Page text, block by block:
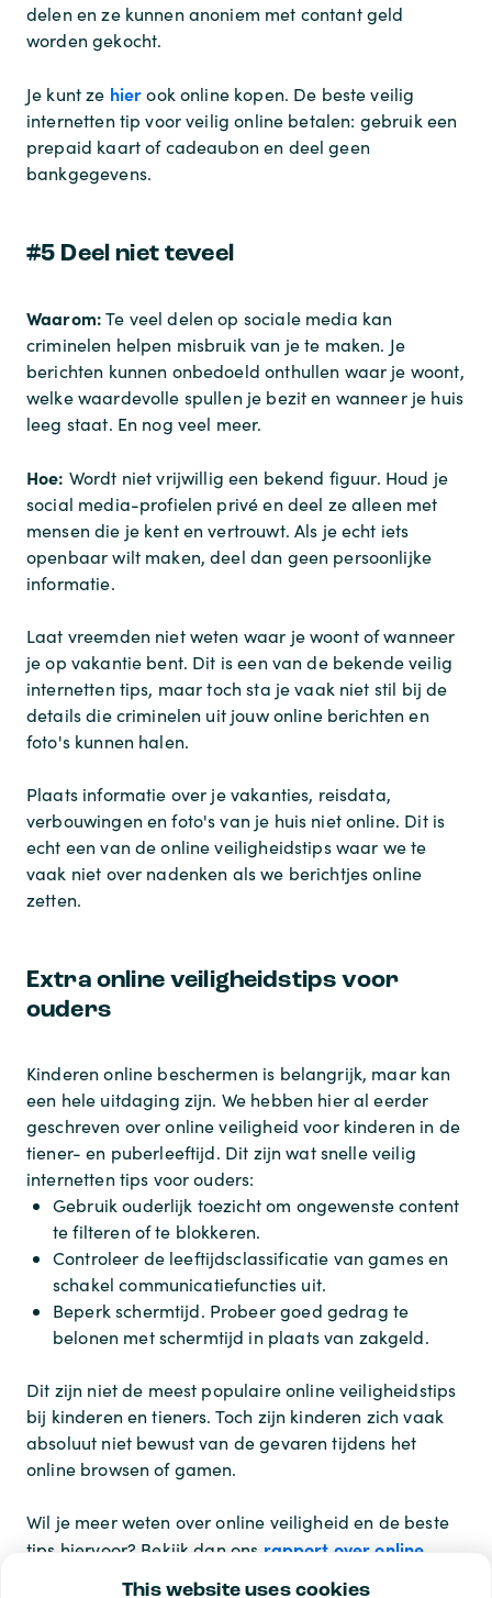
This website uses cookies
delen en ze kunnen anoniem met contant geld
worden gekocht.
Je kunt ze hierook online kopen. De beste veilig
internetten tip voor veilig online betalen: gebruik een
prepaid kaart of cadeaubon en deel geen
bankgegevens.
#5 Deel niet teveel
Waarom:Te veel delen op sociale media kan
criminelen helpen misbruik van je te maken. Je
berichten kunnen onbedoeld onthullen waar je woont,
welke waardevolle spullen je bezit en wanneer je huis
leeg staat. En nog veel meer.
Hoe: Wordt niet vrijwillig een bekend figuur. Houd je
social media-profielen privé en deel ze alleen met
mensen die je kent en vertrouwt. Als je echt iets
openbaar wilt maken, deel dan geen persoonlijke
informatie.
Laat vreemden niet weten waar je woont of wanneer
je op vakantie bent. Dit is een van de bekende veilig
internetten tips, maar toch sta je vaak niet stil bij de
details die criminelen uit jouw online berichten en
foto's kunnen halen.
Plaats informatie over je vakanties, reisdata,
verbouwingen en foto's van je huis niet online. Dit is
echt een van de online veiligheidstips waar we te
vaak niet over nadenken als we berichtjes online
zetten.
Extra online veiligheidstips voor
ouders
Kinderen online beschermen is belangrijk, maar kan
een hele uitdaging zijn. We hebben hier al eerder
geschreven over online veiligheid voor kinderen in de
tiener- en puberleeftijd. Dit zijn wat snelle veilig
internetten tips voor ouders:
Gebruik ouderlijk toezicht om ongewenste content
te filteren of te blokkeren.
Controleer de leeftijdsclassificatie van games en
schakel communicatiefuncties uit.
Beperk schermtijd. Probeer goed gedrag te
belonen met schermtijd in plaats van zakgeld.
Dit zijn niet de meest populaire online veiligheidstips
bij kinderen en tieners. Toch zijn kinderen zich vaak
absoluut niet bewust van de gevaren tijdens het
online browsen of gamen.
Wil je meer weten over online veiligheid en de beste
tips hiervoor? Bekijk dan ons rapport over online
veiligheid en privacy.